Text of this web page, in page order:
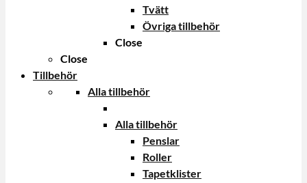
Tvätt
Övriga tillbehör
Close
Close
Tillbehör
Alla tillbehör
Alla tillbehör
Penslar
Roller
Tapetklister